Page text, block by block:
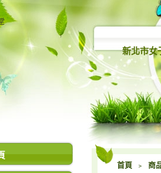
新北市女
首頁 ﹥ 商